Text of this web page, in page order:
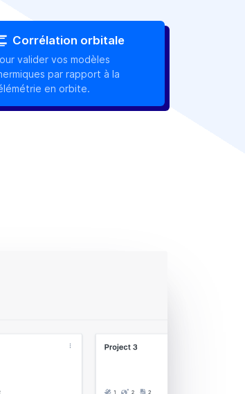
Corrélation orbitale
valider vos modèles
par rapport à la
en orbite.